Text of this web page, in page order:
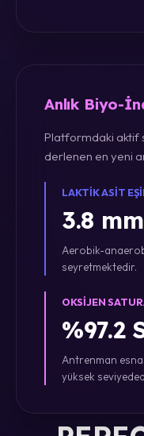
Anlık Biyo-
Platformdaki aktif
derlenen en yeni
LAKTIK ASIT
3.8
Aerobik-
seyretmektedir.
OKSIJEN
%97.2
Antrenman
yüksek